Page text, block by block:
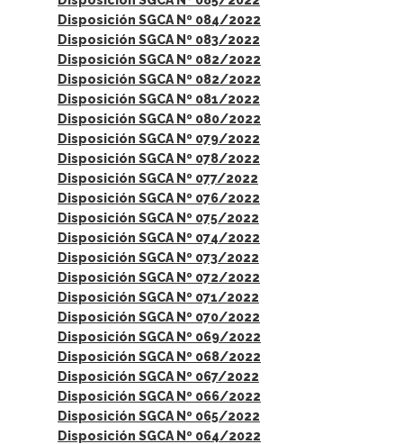
Disposición SGCA Nº 084/2022
Disposición SGCA Nº 083/2022
Disposición SGCA Nº 082/2022
Disposición SGCA Nº 082/2022
Disposición SGCA Nº 081/2022
Disposición SGCA Nº 080/2022
Disposición SGCA Nº 079/2022
Disposición SGCA Nº 078/2022
Disposición SGCA Nº 077/2022
Disposición SGCA Nº 076/2022
Disposición SGCA Nº 075/2022
Disposición SGCA Nº 074/2022
Disposición SGCA Nº 073/2022
Disposición SGCA Nº 072/2022
Disposición SGCA Nº 071/2022
Disposición SGCA Nº 070/2022
Disposición SGCA Nº 069/2022
Disposición SGCA Nº 068/2022
Disposición SGCA Nº 067/2022
Disposición SGCA Nº 066/2022
Disposición SGCA Nº 065/2022
Disposición SGCA Nº 064/2022